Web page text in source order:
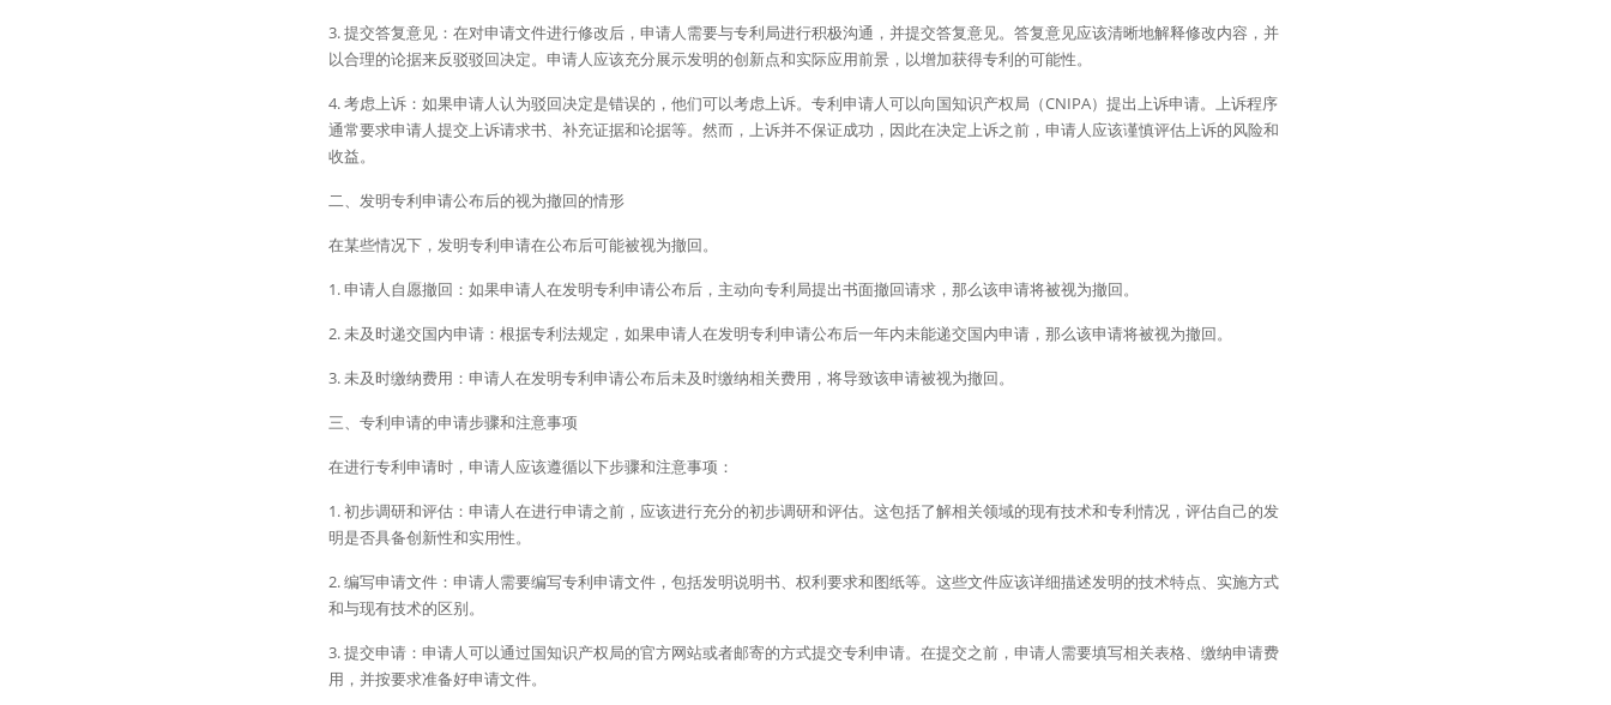
3. 提交答复意见：在对申请文件进行修改后，申请人需要与专利局进行积极沟通，并提交答复意见。答复意见应该清晰地解释修改内容，并
以合理的论据来反驳驳回决定。申请人应该充分展示发明的创新点和实际应用前景，以增加获得专利的可能性。
4. 考虑上诉：如果申请人认为驳回决定是错误的，他们可以考虑上诉。专利申请人可以向国知识产权局（CNIPA）提出上诉申请。上诉程序
通常要求申请人提交上诉请求书、补充证据和论据等。然而，上诉并不保证成功，因此在决定上诉之前，申请人应该谨慎评估上诉的风险和
收益。
二、发明专利申请公布后的视为撤回的情形
在某些情况下，发明专利申请在公布后可能被视为撤回。
1. 申请人自愿撤回：如果申请人在发明专利申请公布后，主动向专利局提出书面撤回请求，那么该申请将被视为撤回。
2. 未及时递交国内申请：根据专利法规定，如果申请人在发明专利申请公布后一年内未能递交国内申请，那么该申请将被视为撤回。
3. 未及时缴纳费用：申请人在发明专利申请公布后未及时缴纳相关费用，将导致该申请被视为撤回。
三、专利申请的申请步骤和注意事项
在进行专利申请时，申请人应该遵循以下步骤和注意事项：
1. 初步调研和评估：申请人在进行申请之前，应该进行充分的初步调研和评估。这包括了解相关领域的现有技术和专利情况，评估自己的发
明是否具备创新性和实用性。
2. 编写申请文件：申请人需要编写专利申请文件，包括发明说明书、权利要求和图纸等。这些文件应该详细描述发明的技术特点、实施方式
和与现有技术的区别。
3. 提交申请：申请人可以通过国知识产权局的官方网站或者邮寄的方式提交专利申请。在提交之前，申请人需要填写相关表格、缴纳申请费
用，并按要求准备好申请文件。